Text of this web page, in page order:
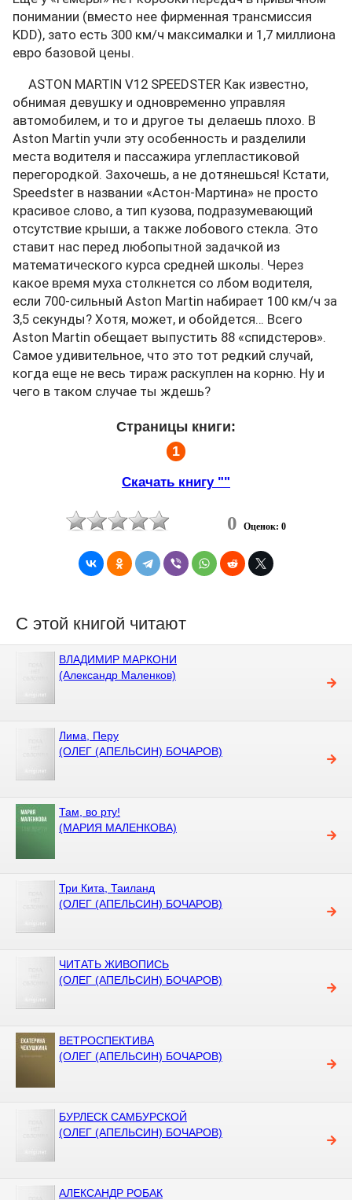
понимании (вместо нее фирменная трансмиссия
KDD), зато есть 300 км/ч максималки и 1,7 миллиона
евро базовой цены.
ASTON MARTIN V12 SPEEDSTER Как известно,
обнимая девушку и одновременно управляя
автомобилем, и то и другое ты делаешь плохо. В
Aston Martin учли эту особенность и разделили
места водителя и пассажира углепластиковой
перегородкой. Захочешь, а не дотянешься! Кстати,
Speedster в названии «Астон-Мартина» не просто
красивое слово, а тип кузова, подразумевающий
отсутствие крыши, а также лобового стекла. Это
ставит нас перед любопытной задачкой из
математического курса средней школы. Через
какое время муха столкнется со лбом водителя,
если 700-сильный Aston Martin набирает 100 км/ч за
3,5 секунды? Хотя, может, и обойдется… Всего
Aston Martin обещает выпустить 88 «спидстеров».
Самое удивительное, что это тот редкий случай,
когда еще не весь тираж раскуплен на корню. Ну и
чего в таком случае ты ждешь?
Страницы книги:
1
Скачать книгу ""
0 Оценок: 0
С этой книгой читают
ВЛАДИМИР МАРКОНИ
(Александр Маленков)
Лима, Перу
(ОЛЕГ (АПЕЛЬСИН) БОЧАРОВ)
Там, во рту!
(МАРИЯ МАЛЕНКОВА)
Три Кита, Таиланд
(ОЛЕГ (АПЕЛЬСИН) БОЧАРОВ)
ЧИТАТЬ ЖИВОПИСЬ
(ОЛЕГ (АПЕЛЬСИН) БОЧАРОВ)
ВЕТРОСПЕКТИВА
(ОЛЕГ (АПЕЛЬСИН) БОЧАРОВ)
БУРЛЕСК САМБУРСКОЙ
(ОЛЕГ (АПЕЛЬСИН) БОЧАРОВ)
АЛЕКСАНДР РОБАК